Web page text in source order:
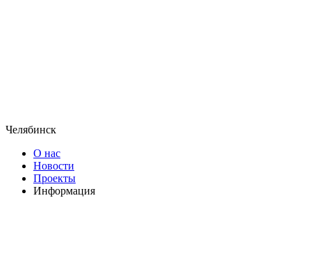
Челябинск
О нас
Новости
Проекты
Информация